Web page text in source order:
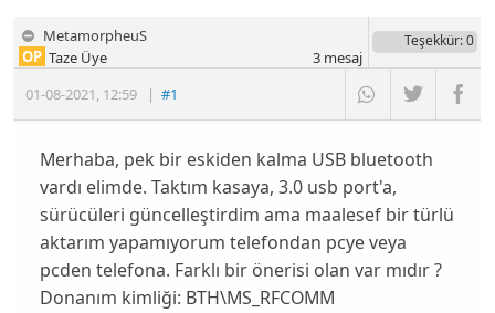
MetamorpheuS
01-08-2021, 12:59 |#1
OP Taze Üye
Teşekkür: 0
3mesaj
Merhaba, pek bir eskiden kalma USB bluetooth
vardı elimde. Taktım kasaya, 3.0 usb port'a,
sürücüleri güncelleştirdim ama maalesef bir türlü
aktarım yapamıyorum telefondan pcye veya
pcden telefona. Farklı bir önerisi olan var mıdır ?
Donanım kimliği: BTH\MS_­RFCOMM